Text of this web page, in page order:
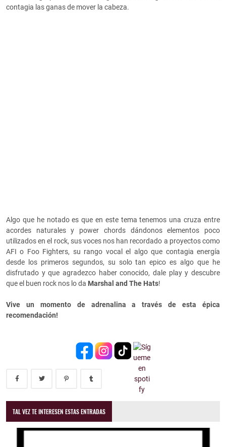
contagia las ganas de mover la cabeza.
Algo que he notado es que en este tema tenemos una cruza entre
acordes naturales y power chords dándonos elementos poco
utilizados en el rock, sus voces nos han recordado a proyectos como
AFI o Foo Fighters, su rango vocal el algo que contagia energía
desde los primeros segundos, su solo tan epico es algo que he
disfrutado y que agradezco haber conocido, dale play y descubre
que el buen rock nos lo da Marshal and The Hats!
Vive un momento de adrenalina a través de esta épica
recomendación!
TAL VEZ TE INTERESEN ESTAS ENTRADAS